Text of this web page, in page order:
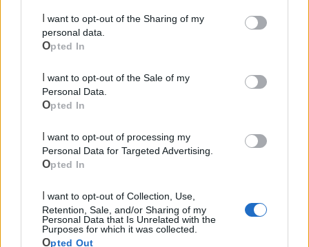
personal data.
Opted In
Personal Data.
Opted In
Personal Data for Targeted Advertising.
Opted In
Retention, Sale, and/or Sharing of my
Personal Data that Is Unrelated with the
Purposes for which it was collected.
Opted Out
Mondo CIA